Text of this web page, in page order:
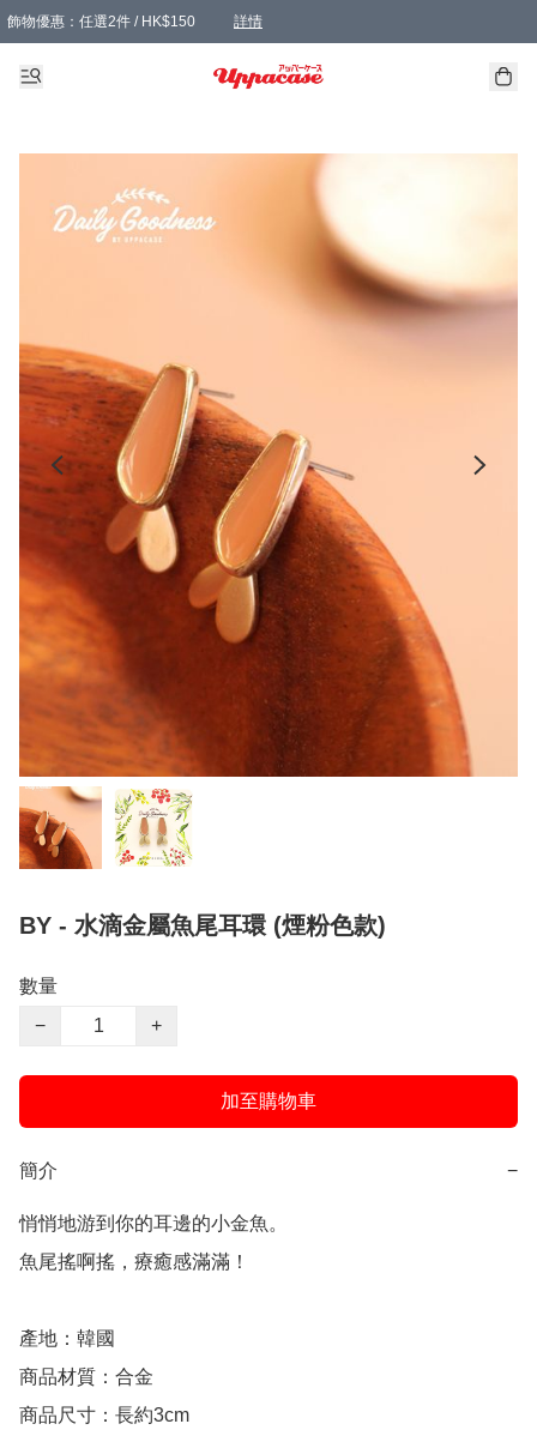
飾物優惠：任選2件 / HK$150 詳情
髮飾優惠：任選2件 / HK$100 詳情
精選襪子優惠：任選3對 / HK$115 詳情
滿額免運：本地訂單滿港幣350元可享免運費優惠
BY - 水滴金屬魚尾耳環 (煙粉色款)
數量
−
+
加至購物車
簡介 −
悄悄地游到你的耳邊的小金魚。
魚尾搖啊搖，療癒感滿滿！
產地：韓國
商品材質：合金
商品尺寸：長約3cm